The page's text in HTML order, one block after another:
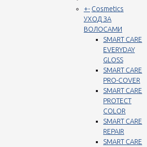
+- Cosmetics
УХОД ЗА
ВОЛОСАМИ
SMART CARE
EVERYDAY
GLOSS
SMART CARE
PRO-COVER
SMART CARE
PROTECT
COLOR
SMART CARE
REPAIR
SMART CARE